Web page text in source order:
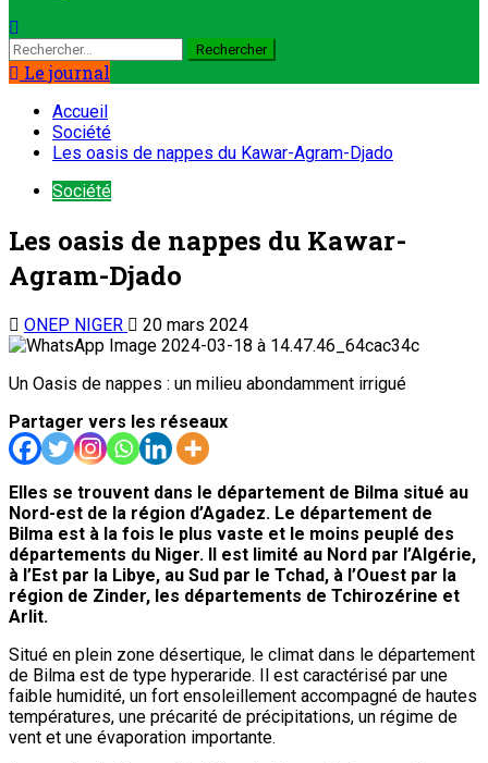
Le journal
Accueil
Société
Les oasis de nappes du Kawar-Agram-Djado
Société
Les oasis de nappes du Kawar-
Agram-Djado
ONEP NIGER 20 mars 2024
Un Oasis de nappes : un milieu abondamment irrigué
Partager vers les réseaux
Elles se trouvent dans le département de Bilma situé au
Nord-est de la région d’Agadez. Le département de
Bilma est à la fois le plus vaste et le moins peuplé des
départements du Niger. Il est limité au Nord par l’Algérie,
à l’Est par la Libye, au Sud par le Tchad, à l’Ouest par la
région de Zinder, les départements de Tchirozérine et
Arlit.
Situé en plein zone désertique, le climat dans le département
de Bilma est de type hyperaride. Il est caractérisé par une
faible humidité, un fort ensoleillement accompagné de hautes
températures, une précarité de précipitations, un régime de
vent et une évaporation importante.